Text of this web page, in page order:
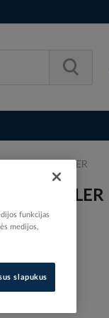
- WEIDMULLER
535052
funkcijas
medijos,
slapukus